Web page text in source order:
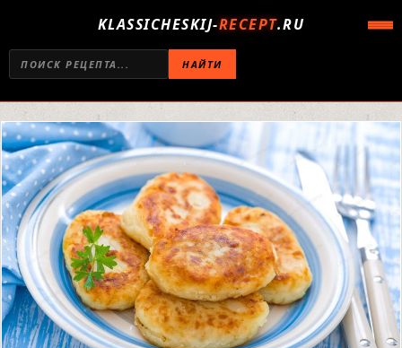
KLASSICHESKIJ-RECEPT.RU
НАЙТИ